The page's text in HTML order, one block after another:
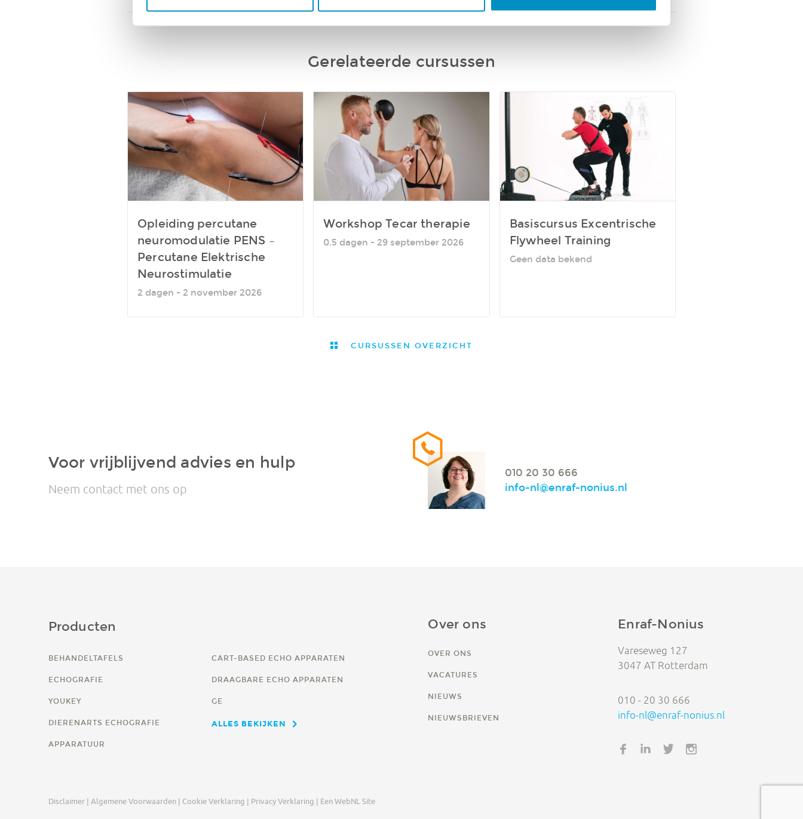
Gerelateerde cursussen
Opleiding percutane
neuromodulatie PENS –
Percutane Elektrische
Neurostimulatie
2 dagen - 2 november 2026
Workshop Tecar therapie
0.5 dagen - 29 september 2026
Basiscursus Excentrische
Flywheel Training
Geen data bekend
CURSUSSEN OVERZICHT
Voor vrijblijvend advies en hulp
Neem contact met ons op
010 20 30 666
info-nl@enraf-nonius.nl
Producten
BEHANDELTAFELS
ECHOGRAFIE
YOUKEY
DIERENARTS ECHOGRAFIE
APPARATUUR
CART-BASED ECHO APPARATEN
DRAAGBARE ECHO APPARATEN
GE
ALLES BEKIJKEN
Over ons
OVER ONS
VACATURES
NIEUWS
NIEUWSBRIEVEN
Enraf-Nonius
Vareseweg 127
3047 AT Rotterdam
010 - 20 30 666
info-nl@enraf-nonius.nl
FACEBOOKLINKEDINTWITTER
Disclaimer | Algemene Voorwaarden | Cookie Verklaring | Privacy Verklaring | Een WebNL Site